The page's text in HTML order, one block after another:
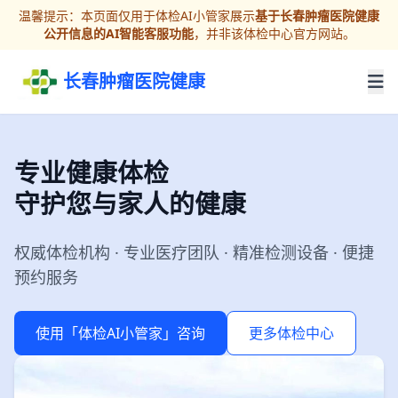
温馨提示：本页面仅用于体检AI小管家展示基于长春肿瘤医院健康
公开信息的AI智能客服功能，并非该体检中心官方网站。
长春肿瘤医院健康
专业健康体检
守护您与家人的健康
权威体检机构 · 专业医疗团队 · 精准检测设备 · 便捷
预约服务
使用「体检AI小管家」咨询 更多体检中心